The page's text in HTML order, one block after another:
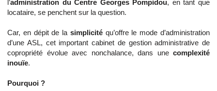
l’administration du Centre Georges Pompidou, en tant que
locataire, se penchent sur la question.
Car, en dépit de la simplicitéqu’offre le mode d’administration
d’une ASL, cet important cabinet de gestion administrative de
copropriété évolue avec nonchalance, dans une complexité
inouïe.
Pourquoi ?